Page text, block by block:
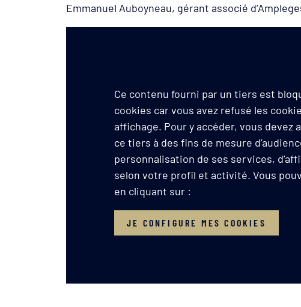
Emmanuel Auboyneau, gérant associé
Ce contenu fourni par un tiers est
cookies car vous avez refusé les
affichage. Pour y accéder, vous devez
ce tiers à des fins de mesure
personnalisation de ses services,
selon votre profil et activité. Vous
en cliquant sur :
JE CONFIGURE MES COOKIES